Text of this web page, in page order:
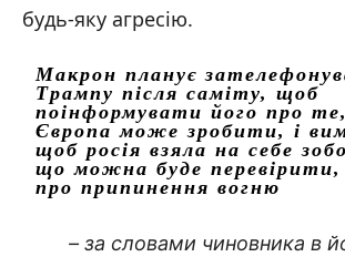
будь-яку агресію.
Макрон планує
Трампу після саміту, щоб
поінформувати його про
Європа може зробити, і
щоб росія взяла на себе
що можна буде перевірити,
про припинення вогню
– за словами чиновника в